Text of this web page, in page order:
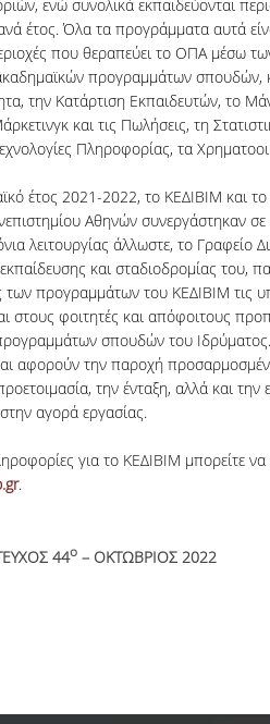
ενώ συνολικά εκπαιδεύονται
έτος. Όλα τα προγράμματα αυτά
που θεραπεύει το ΟΠΑ μέσω
προγραμμάτων σπουδών,
την Κατάρτιση Εκπαιδευτών, το
και τις Πωλήσεις, τη
Πληροφορίας, τα
έτος 2021-2022, το ΚΕΔΙΒΙΜ και
Αθηνών συνεργάστηκαν
λειτουργίας άλλωστε, το Γραφείο
και σταδιοδρομίας του,
των προγραμμάτων του ΚΕΔΙΒΙΜ τις
στους φοιτητές και απόφοιτους
σπουδών του Ιδρύματος.
αφορούν την παροχή
την ένταξη, αλλά και
αγορά εργασίας.
για το ΚΕΔΙΒΙΜ μπορείτε να
.
44ο– ΟΚΤΩΒΡΙΟΣ 2022